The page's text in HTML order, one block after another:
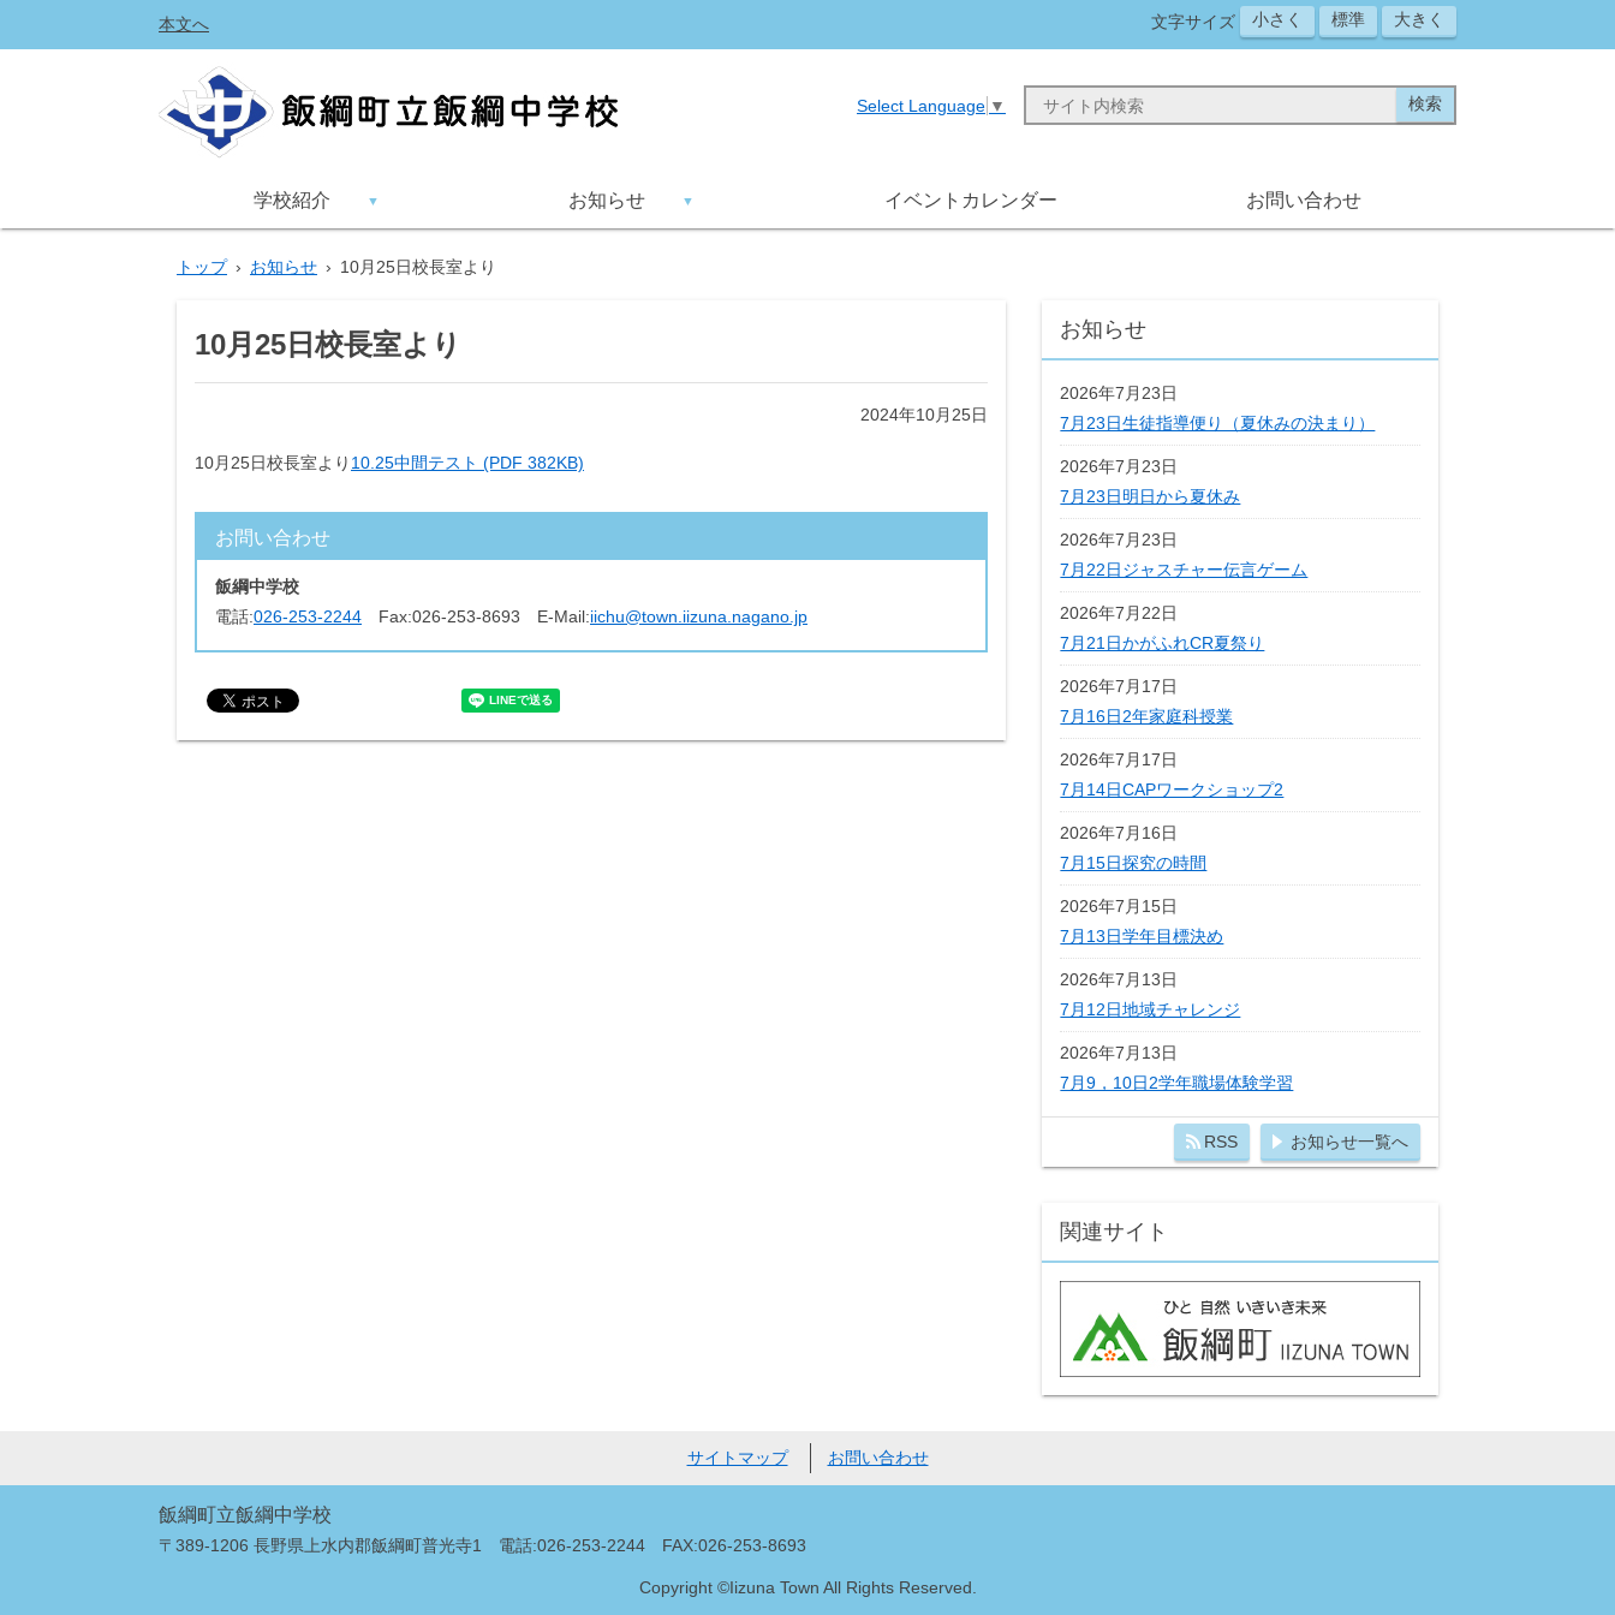
本文へ 文字サイズ 小さく 標準 大きく
Select Language ▼
学校紹介 お知らせ イベントカレンダー お問い合わせ
トップ › お知らせ › 10月25日校長室より
10月25日校長室より
2024年10月25日
10月25日校長室より 10.25中間テスト (PDF 382KB)
お問い合わせ
飯綱中学校
電話:026-253-2244 Fax:026-253-8693 E-Mail:iichu@town.iizuna.nagano.jp
お知らせ
2026年7月23日
7月23日生徒指導便り（夏休みの決まり）
2026年7月23日
7月23日明日から夏休み
2026年7月23日
7月22日ジャスチャー伝言ゲーム
2026年7月22日
7月21日かがふれCR夏祭り
2026年7月17日
7月16日2年家庭科授業
2026年7月17日
7月14日CAPワークショップ2
2026年7月16日
7月15日探究の時間
2026年7月15日
7月13日学年目標決め
2026年7月13日
7月12日地域チャレンジ
2026年7月13日
7月9，10日2学年職場体験学習
RSS お知らせ一覧へ
関連サイト
サイトマップ お問い合わせ
飯綱町立飯綱中学校
〒389-1206 長野県上水内郡飯綱町普光寺1 電話:026-253-2244 FAX:026-253-8693
Copyright ©Iizuna Town All Rights Reserved.